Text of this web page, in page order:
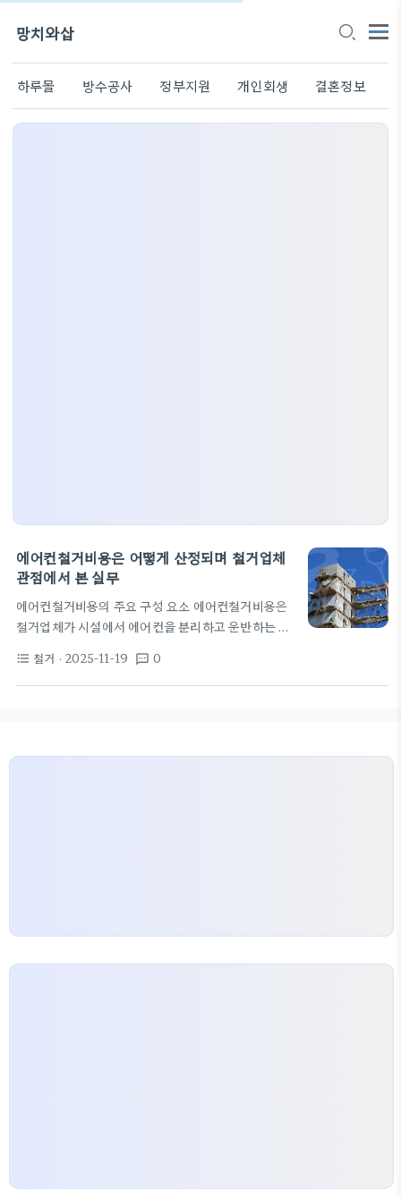
망치와삽
하루몰 방수공사 정부지원 개인회생 결혼정보
에어컨철거비용은 어떻게 산정되며 철거업체
관점에서 본 실무
에어컨철거비용의 주요 구성 요소 에어컨철거비용은
철거업체가 시설에서 에어컨을 분리하고 운반하는 과
료, 냉매 회수 비용이 포함된다. 또한 실외기 철거나
실내기 분리 작업이 필요한 경우 추가 비용이 붙을 수
format_list_bulleted 철거 · 2025-11-19 textsms 0